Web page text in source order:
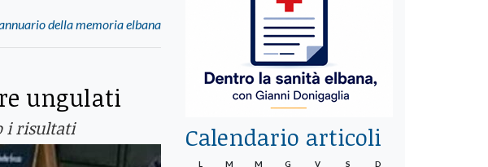
della memoria elbana
ungulati
i risultati Calendario articoli
L M M G V S D